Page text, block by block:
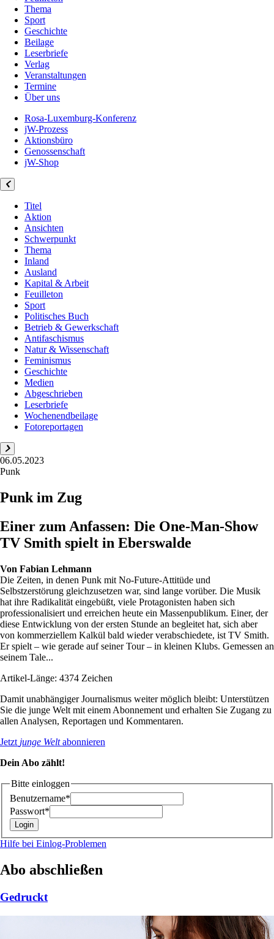
Thema
Sport
Geschichte
Beilage
Leserbriefe
Verlag
Veranstaltungen
Termine
Über uns
Rosa-Luxemburg-Konferenz
jW-Prozess
Aktionsbüro
Genossenschaft
jW-Shop
Titel
Aktion
Ansichten
Schwerpunkt
Thema
Inland
Ausland
Kapital & Arbeit
Feuilleton
Sport
Politisches Buch
Betrieb & Gewerkschaft
Antifaschismus
Natur & Wissenschaft
Feminismus
Geschichte
Medien
Abgeschrieben
Leserbriefe
Wochenendbeilage
Fotoreportagen
06.05.2023
Punk
Punk im Zug
Einer zum Anfassen: Die One-Man-Show
TV Smith spielt in Eberswalde
Von Fabian Lehmann
Die Zeiten, in denen Punk mit No-Future-Attitüde und
Selbstzerstörung gleichzusetzen war, sind lange vorüber. Die Musik
hat ihre Radikalität eingebüßt, viele Protagonisten haben sich
professionalisiert und erreichen heute ein Massenpublikum. Einer, der
diese Entwicklung von der ersten Stunde an begleitet hat, sich aber
von kommerziellem Kalkül bald wieder verabschiedete, ist TV Smith.
Er spielt – wie gerade auf seiner Tour – in kleinen Klubs. Gemessen an
seinem Tale...
Artikel-Länge: 4374 Zeichen
Damit unabhängiger Journalismus weiter möglich bleibt: Unterstützen
Sie die junge Welt mit einem Abonnement und erhalten Sie Zugang zu
allen Analysen, Reportagen und Kommentaren.
Jetzt junge Weltabonnieren
Dein Abo zählt!
Bitte einloggen
Benutzername*
Passwort*
Hilfe bei Einlog-Problemen
Abo abschließen
Gedruckt